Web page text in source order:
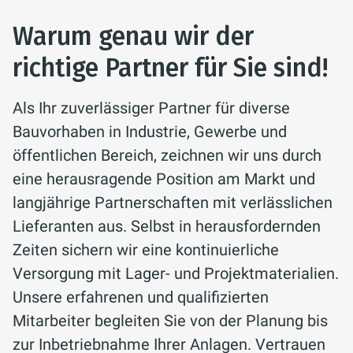
Betriebseffizienz zu steigern.
Sicherer Anlagenbetrieb:
höchste Priorität. Unsere Fachexperten
überwachen und pflegen Ihre Anlagen
kontinuierlich, um einen reibungslosen
und sicheren Betrieb sicherzustellen.
Verantwortliches Umweltverhalten:
Unsere Lösungen zielen darauf ab, den
Energieverbrauch zu minimieren und
die Umweltauswirkungen zu
reduzieren.
Ressourcenschonung :
funktionieren kontinuierlich. Dies
gewährleistet nicht nur eine optimale
Betriebssicherheit, sondern auch einen
gesicherten Betriebskomfort. Wir
bieten eine fachmännische Prüfung
durch unsere speziell geschulten
Mitarbeiter. So können Schäden
erkannt werden, bevor sie zu
Sicherheitsrisiken und Gefahrenquellen
werden. Gleichzeitig sorgen wir für
einen wirtschaftlichen Anlagenbetrieb
und verlängern die Lebensdauer Ihrer
Anlagen. Dies führt nicht nur zu einer
Energieeinsparung, sondern trägt auch
Warum genau wir der
richtige Partner für Sie sind!
Als Ihr zuverlässiger Partner für diverse
Bauvorhaben in Industrie, Gewerbe und
öffentlichen Bereich, zeichnen wir uns durch
eine herausragende Position am Markt und
langjährige Partnerschaften mit verlässlichen
Lieferanten aus. Selbst in herausfordernden
Zeiten sichern wir eine kontinuierliche
Versorgung mit Lager- und Projektmaterialien.
Unsere erfahrenen und qualifizierten
Mitarbeiter begleiten Sie von der Planung bis
zur Inbetriebnahme Ihrer Anlagen. Vertrauen